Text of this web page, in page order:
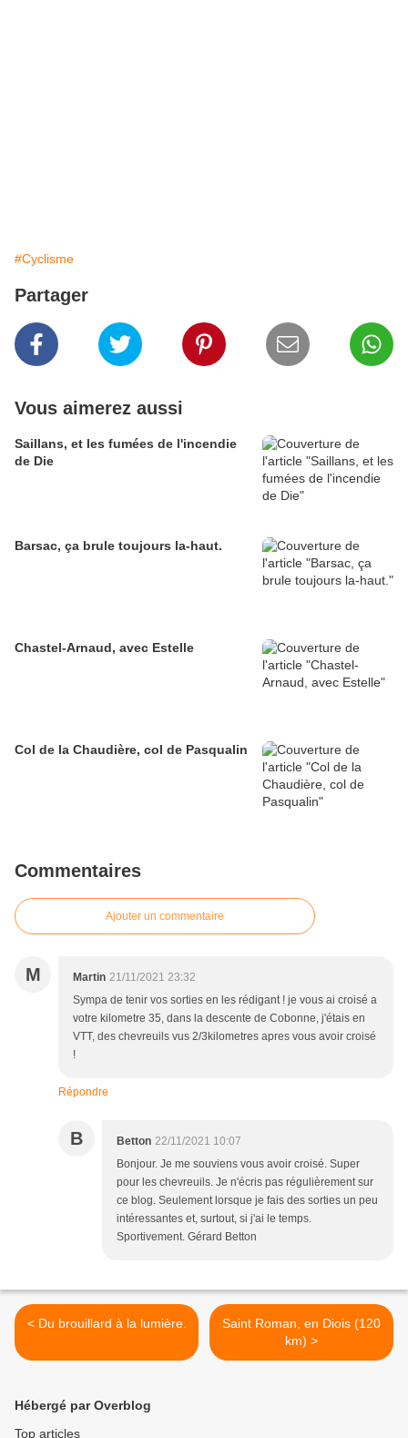
#Cyclisme
Partager
Vous aimerez aussi
Saillans, et les fumées de l'incendie
de Die
Barsac, ça brule toujours la-haut.
Chastel-Arnaud, avec Estelle
Col de la Chaudière, col de Pasqualin
Commentaires
Ajouter un commentaire
M Martin 21/11/2021 23:32
Sympa de tenir vos sorties en les rédigant ! je vous ai croisé a
votre kilometre 35, dans la descente de Cobonne, j'étais en
VTT, des chevreuils vus 2/3kilometres apres vous avoir croisé
!
Répondre
B Betton 22/11/2021 10:07
Bonjour. Je me souviens vous avoir croisé. Super
pour les chevreuils. Je n'écris pas régulièrement sur
ce blog. Seulement lorsque je fais des sorties un peu
intéressantes et, surtout, si j'ai le temps.
Sportivement. Gérard Betton
< Du brouillard à la lumière.
Saint Roman, en Diois (120
km) >
Hébergé par Overblog
Top articles